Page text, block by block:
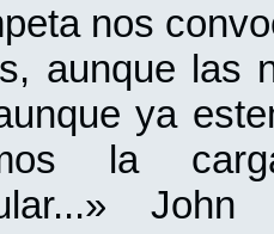
nos
aunque las
ya
la